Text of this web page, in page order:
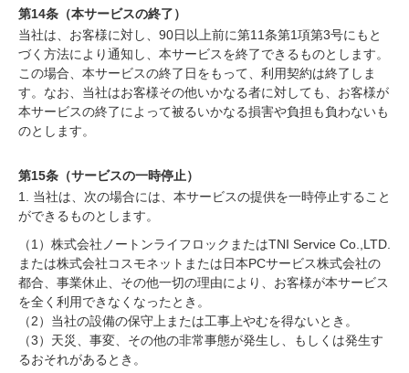
第14条（本サービスの終了）
当社は、お客様に対し、90日以上前に第11条第1項第3号にもと
づく方法により通知し、本サービスを終了できるものとします。
この場合、本サービスの終了日をもって、利用契約は終了しま
す。なお、当社はお客様その他いかなる者に対しても、お客様が
本サービスの終了によって被るいかなる損害や負担も負わないも
のとします。
第15条（サービスの一時停止）
1. 当社は、次の場合には、本サービスの提供を一時停止すること
ができるものとします。
（1）株式会社ノートンライフロックまたはTNI Service Co.,LTD.
または株式会社コスモネットまたは日本PCサービス株式会社の
都合、事業休止、その他一切の理由により、お客様が本サービス
を全く利用できなくなったとき。
（2）当社の設備の保守上または工事上やむを得ないとき。
（3）天災、事変、その他の非常事態が発生し、もしくは発生す
るおそれがあるとき。